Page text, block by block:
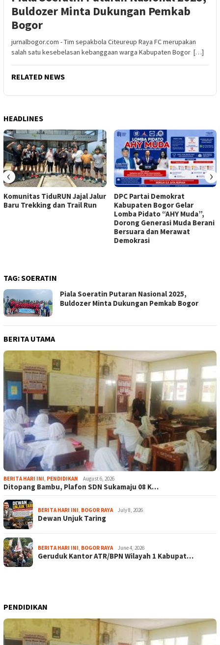
Buldozer Minta Dukungan Pemkab
Bogor
jurnalbogor.com - Tim sepakbola Citeureup Raya FC merupakan
salah satu kesebelasan kebanggaan warga Kabupaten Bogor […]
RELATED NEWS
HEADLINES
Komunitas TiduRUN Jajal Jalur
Baru Trekking dan Trail Run
DPC Partai Demokrat
Kabupaten Bogor Gelar
Lomba Pidato “AHY Muda”,
Dorong Generasi Muda Berani
Bersuara dan Merawat
Demokrasi
‹ ›
TAG:SOERATIN
Piala Soeratin Putaran Nasional 2025,
Buldozer Minta Dukungan Pemkab Bogor
BERITA UTAMA
BERITA HARI INI, PENDIDIKAN August 6, 2026
Ditopang Bambu, Plafon SDN Sukamaju 08 K…
BERITA HARI INI, BOGOR RAYA July 8, 2026
Dewan Unjuk Taring
BERITA HARI INI, BOGOR RAYA June 4, 2026
Geruduk Kantor ATR/BPN Wilayah 1 Kabupat…
PENDIDIKAN